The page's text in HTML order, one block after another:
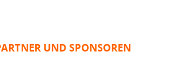
UND SPONSOREN